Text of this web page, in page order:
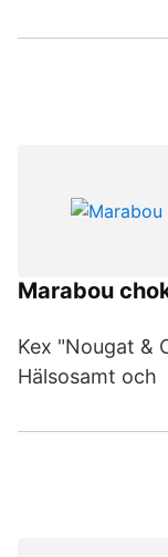
Marabou
Kex "Nougat &
Hälsosamt och